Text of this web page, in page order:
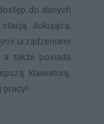
do danych
dokującą,
urządzeniami
także posiada
klawiaturę,
pracy!